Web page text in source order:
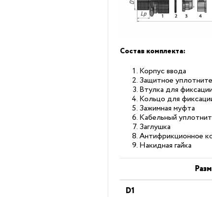
Состав комплекта:
Корпус ввода
Защитное
Втулка для
Кольцо для
Зажимная муфта
Кабельный
Заглушка
Антифрикционное
Накидная гайка
D1